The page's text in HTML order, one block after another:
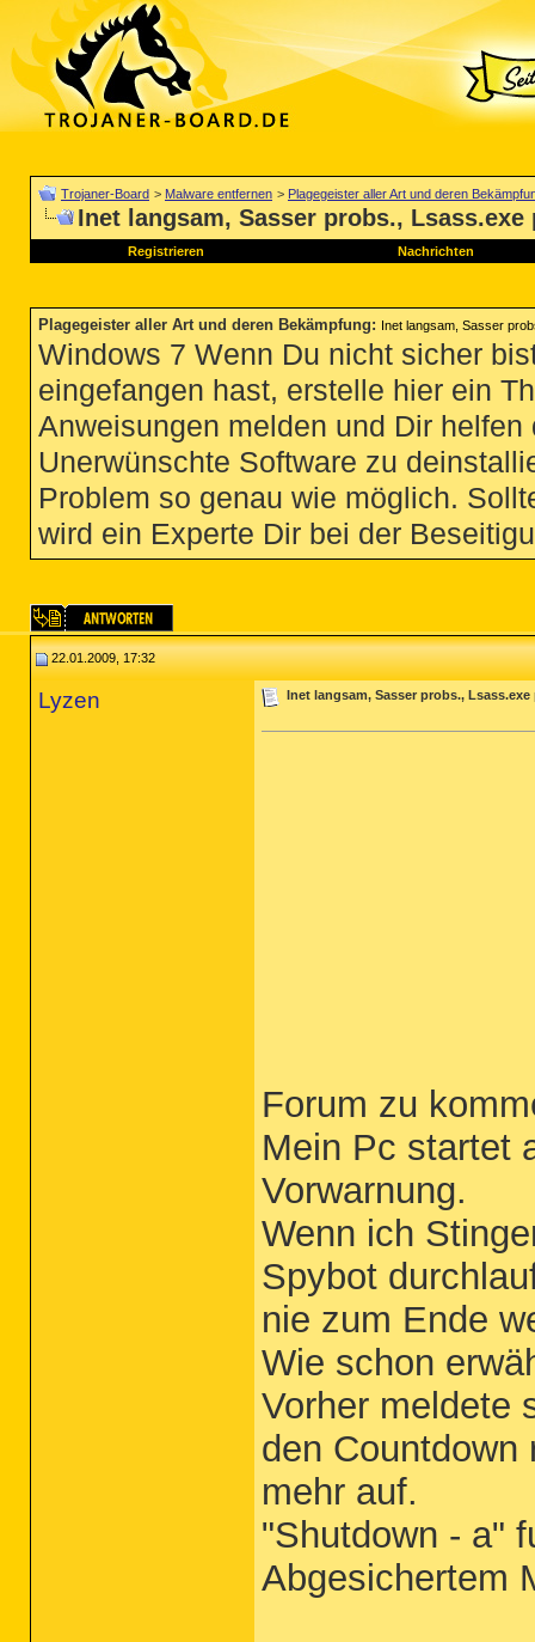
Trojaner-Board > Malware entfernen > Plagegeister aller Art und deren
Inet langsam, Sasser probs., Lsass.exe
Registrieren Nachrichten
Plagegeister aller Art und deren Bekämpfung: Inet langsam, Sasser
Windows 7 Wenn Du nicht sicher
eingefangen hast, erstelle hier ein
Anweisungen melden und Dir
Unerwünschte Software zu
Problem so genau wie möglich.
wird ein Experte Dir bei der
22.01.2009, 17:32
Lyzen Inet langsam, Sasser probs., Lsass.exe
Forum zu
Mein Pc startet
Vorwarnung.
Wenn ich
Spybot
nie zum Ende
Wie schon
Vorher meldete
den Countdown
mehr auf.
"Shutdown - a"
Abgesichertem